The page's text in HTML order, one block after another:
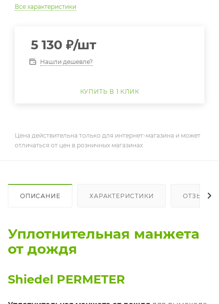
Все характеристики
5 130 ₽/шт
Нашли дешевле?
КУПИТЬ В 1 КЛИК
Цена действительна только для интернет-магазина и может
отличаться от цен в розничных магазинах
ОПИСАНИЕ ХАРАКТЕРИСТИКИ ОТЗЫВЫ
Уплотнительная манжета
от дождя
Shiedel PERMETER